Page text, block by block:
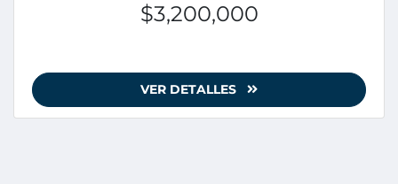
$3,200,000
VER DETALLES